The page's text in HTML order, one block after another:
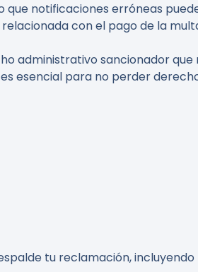
notificaciones erróneas
con el pago de la
administrativo sancionador que
esencial para no perder
tu reclamación,